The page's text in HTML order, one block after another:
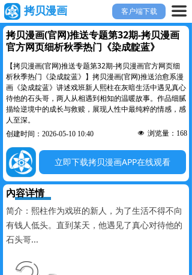
拷贝漫画 끀
客户端下载
內容详情
简介：熙柱作为戏班的新人，为了生活不得不向
有钱人低头。直到某天，他遇见了真心对待他的
石头哥...
拷贝漫画(官网)推送专题第32期-拷贝漫画
官方网页细析秋季热门《染成靛蓝》
【拷贝漫画(官网)推送专题第32期-拷贝漫画官方网页细
析秋季热门《染成靛蓝》】拷贝漫画(官网)推送治愈系漫
画《染成靛蓝》讲述戏班新人熙柱在灰暗生活中遇见真心
待他的石头哥，两人从相遇到相知的温暖故事。作品细腻
描绘逆境中的成长与救赎，展现人性中最纯粹的情感，感
人至深。
创建时间： 2026-05-10 10:40 넶 浏览量： 168
立即下载拷贝漫画APP在线观看